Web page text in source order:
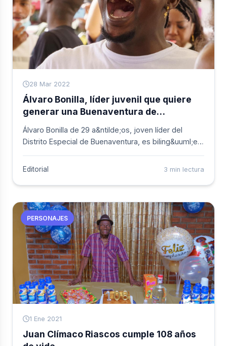
28 Mar 2022
Álvaro Bonilla, líder juvenil que quiere
generar una Buenaventura de
OPORTUNIDADES para tod@s
Álvaro Bonilla de 29 a&ntilde;os, joven líder del
Distrito Especial de Buenaventura, es biling&uuml;e y
Educativa Pablo Emilio Carvajal y está próximo a
Unificada Nacional de Educación Superior (CUN). Es
comerciante y propietario del Centro de innovación
gastronómica, Currulao, y director del instituto
Brooklyn, entidad que brinda educación gratuita a
jóvenes en idiomas; es activista de los derechos de
la población LGBTI en el Distrito Especial de
Buenaventura.
Editorial 3 min lectura
PERSONAJES
1 Ene 2021
Juan Clímaco Riascos cumple 108 años